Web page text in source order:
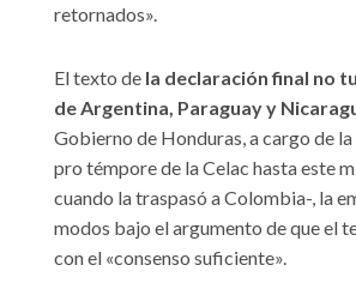
retornados».
El texto de la declaración final no
de Argentina, Paraguay y
Gobierno de Honduras, a cargo de
pro témpore de la Celac hasta este
cuando la traspasó a Colombia-, la
modos bajo el argumento de que el
con el «consenso suficiente».